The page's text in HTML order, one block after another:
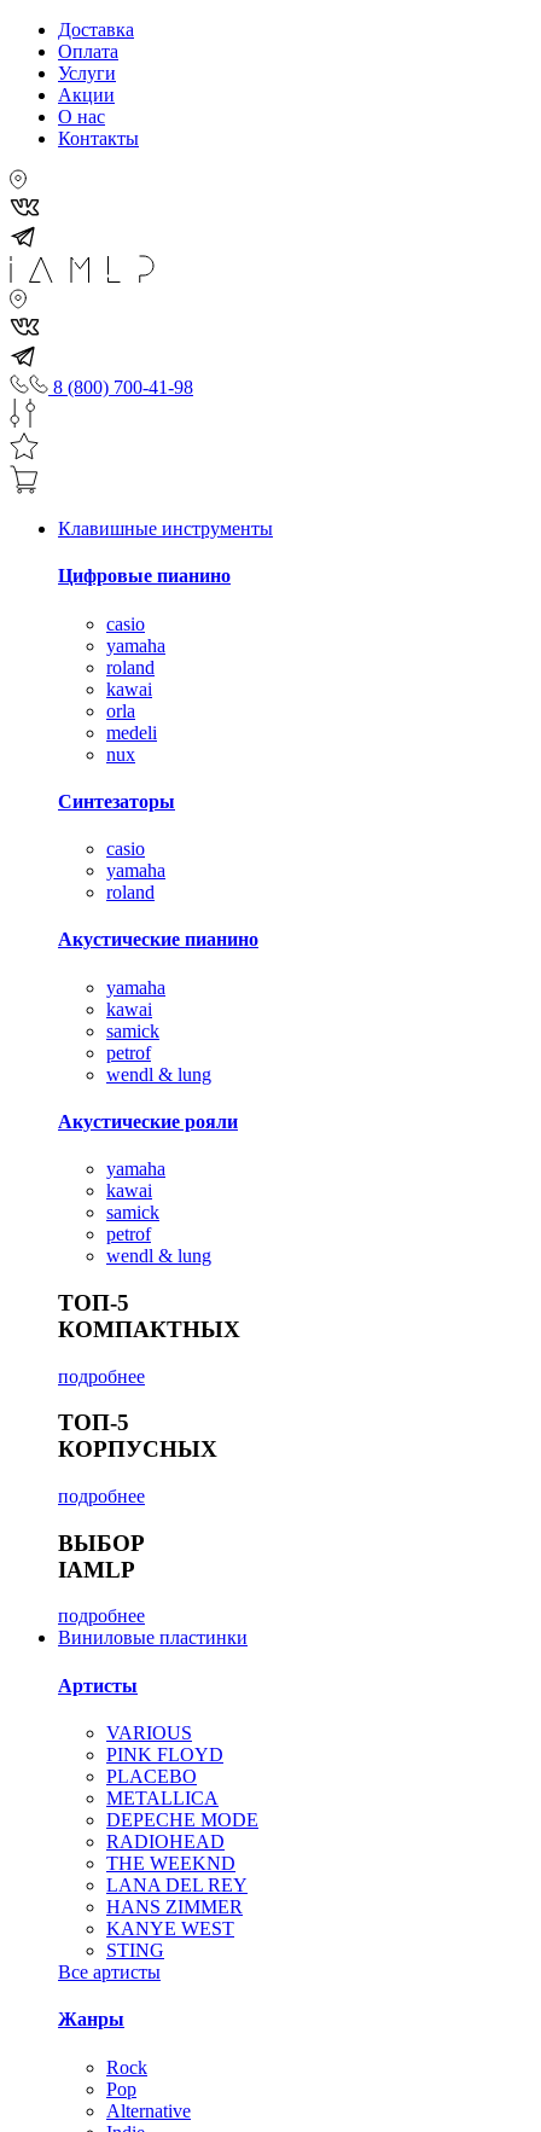
Доставка
Оплата
Услуги
Акции
О нас
Контакты
8 (800) 700-41-98
Клавишные инструменты
Цифровые пианино
casio
yamaha
roland
kawai
orla
medeli
nux
Синтезаторы
casio
yamaha
roland
Акустические пианино
yamaha
kawai
samick
petrof
wendl & lung
Акустические рояли
yamaha
kawai
samick
petrof
wendl & lung
ТОП-5
КОМПАКТНЫХ
подробнее
ТОП-5
КОРПУСНЫХ
подробнее
ВЫБОР
IAMLP
подробнее
Виниловые пластинки
Артисты
VARIOUS
PINK FLOYD
PLACEBO
METALLICA
DEPECHE MODE
RADIOHEAD
THE WEEKND
LANA DEL REY
HANS ZIMMER
KANYE WEST
STING
Все артисты
Жанры
Rock
Pop
Alternative